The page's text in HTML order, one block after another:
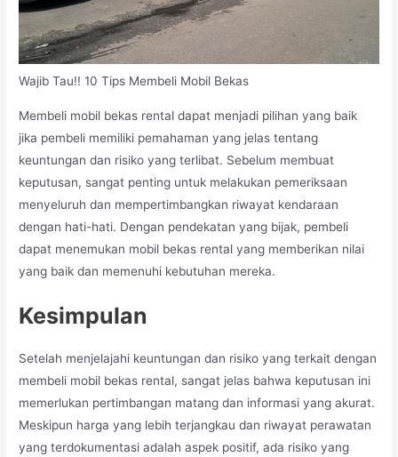
Wajib Tau!! 10 Tips Membeli Mobil Bekas
Membeli mobil bekas rental dapat menjadi pilihan yang baik
jika pembeli memiliki pemahaman yang jelas tentang
keuntungan dan risiko yang terlibat. Sebelum membuat
keputusan, sangat penting untuk melakukan pemeriksaan
menyeluruh dan mempertimbangkan riwayat kendaraan
dengan hati-hati. Dengan pendekatan yang bijak, pembeli
dapat menemukan mobil bekas rental yang memberikan nilai
yang baik dan memenuhi kebutuhan mereka.
Kesimpulan
Setelah menjelajahi keuntungan dan risiko yang terkait dengan
membeli mobil bekas rental, sangat jelas bahwa keputusan ini
memerlukan pertimbangan matang dan informasi yang akurat.
Meskipun harga yang lebih terjangkau dan riwayat perawatan
yang terdokumentasi adalah aspek positif, ada risiko yang